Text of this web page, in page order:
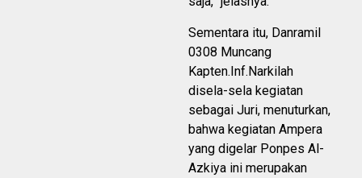
Sementara itu, Danramil
0308 Muncang
Kapten.Inf.Narkilah
disela-sela kegiatan
sebagai Juri, menuturkan,
bahwa kegiatan Ampera
yang digelar Ponpes Al-
Azkiya ini merupakan